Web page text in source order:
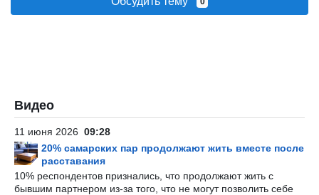
Видео
11 июня 2026 09:28
20% самарских пар продолжают жить вместе после
расставания
10% респондентов признались, что продолжают жить с
бывшим партнером из-за того, что не могут позволить себе